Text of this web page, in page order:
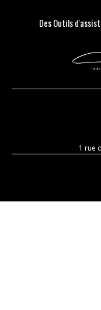
Des Outils
1 rue